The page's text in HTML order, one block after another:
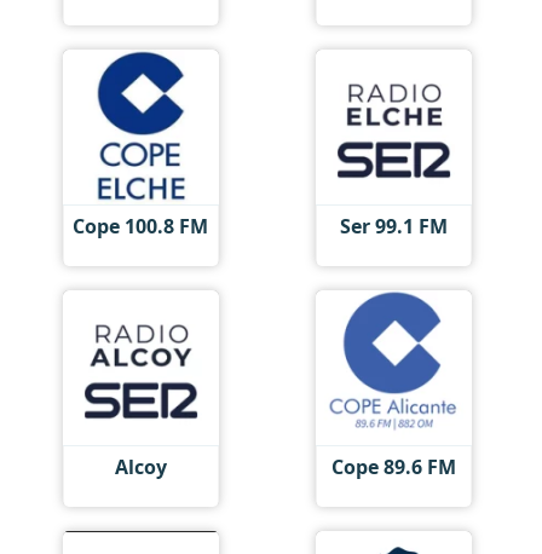
Cope 100.8 FM Ser 99.1 FM
Alcoy Cope 89.6 FM